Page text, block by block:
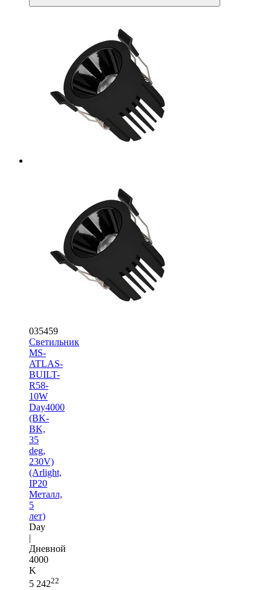
035459
Светильник
MS-
ATLAS-
BUILT-
R58-
10W
Day4000
(BK-
BK,
35
deg,
230V)
(Arlight,
IP20
Металл,
5
лет)
Day
|
Дневной
4000
K
5 24222